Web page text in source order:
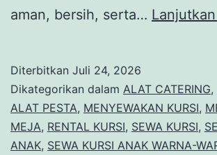
aman, bersih, serta…
Diterbitkan Juli 24, 2026
Dikategorikan dalam ALAT CATERING,
ALAT PESTA, MENYEWAKAN KURSI,
MEJA, RENTAL KURSI, SEWA KURSI,
ANAK, SEWA KURSI ANAK WARNA-